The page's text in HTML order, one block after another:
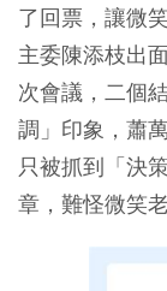
了回票，讓微
主委陳添枝出
次會議，二個
調」印象，蕭
只被抓到「決
章，難怪微笑